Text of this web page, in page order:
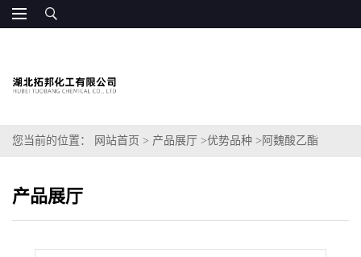
您当前的位置： 网站首页 > 产品展厅 >优势品种 > 阿魏酸乙酯
产品展厅